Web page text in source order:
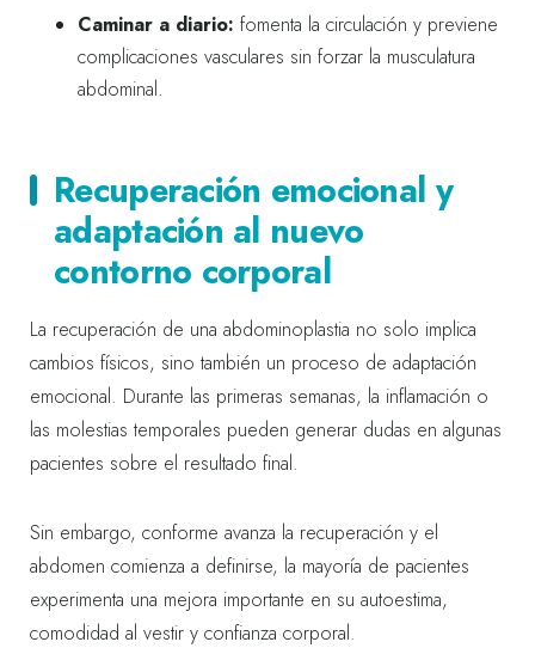
Caminar a diario: fomenta la circulación y previene
complicaciones vasculares sin forzar la musculatura
abdominal.
Recuperación emocional y
adaptación al nuevo
contorno corporal
La recuperación de una abdominoplastia no solo implica
cambios físicos, sino también un proceso de adaptación
emocional. Durante las primeras semanas, la inflamación o
las molestias temporales pueden generar dudas en algunas
pacientes sobre el resultado final.
Sin embargo, conforme avanza la recuperación y el
abdomen comienza a definirse, la mayoría de pacientes
experimenta una mejora importante en su autoestima,
comodidad al vestir y confianza corporal.